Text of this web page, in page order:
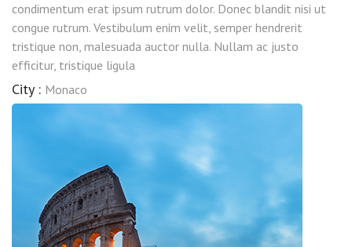
condimentum erat ipsum rutrum dolor. Donec blandit nisi ut
congue rutrum. Vestibulum enim velit, semper hendrerit
tristique non, malesuada auctor nulla. Nullam ac justo
efficitur, tristique ligula
City : Monaco